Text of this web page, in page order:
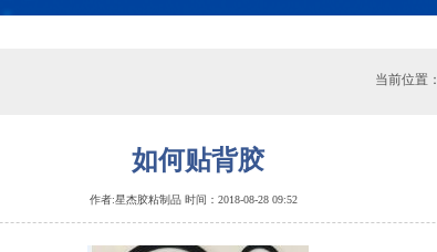
当前位置：
如何贴背胶
作者:星杰胶粘制品 时间：2018-08-28 09:52